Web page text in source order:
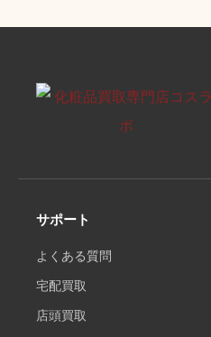
サポート
よくある質問
宅配買取
店頭買取